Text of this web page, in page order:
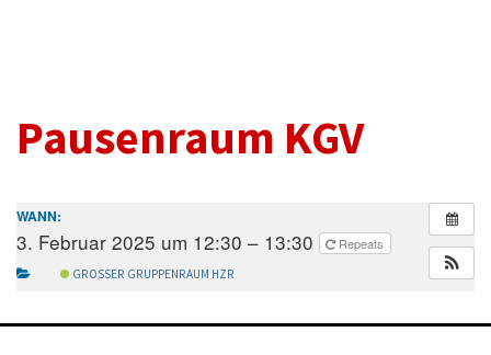
Pausenraum KGV
WANN:
3. Februar 2025 um 12:30 – 13:30 Repeats
GROSSER GRUPPENRAUM HZR